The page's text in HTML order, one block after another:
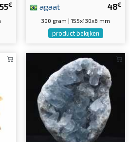
55€ 48€
agaat
300 gram | 155x130x6 mm
product bekijken